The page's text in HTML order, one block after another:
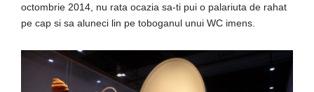
octombrie 2014, nu rata ocazia sa-ti pui o palariuta de rahat
pe cap si sa aluneci lin pe toboganul unui WC imens.